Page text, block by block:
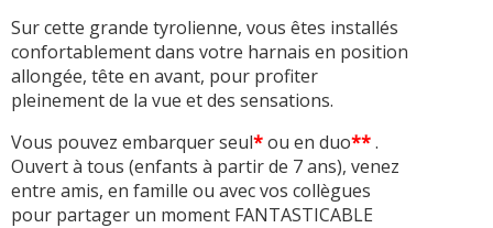
Sur cette grande tyrolienne, vous êtes installés
confortablement dans votre harnais en position
allongée, tête en avant, pour profiter
pleinement de la vue et des sensations.
Vous pouvez embarquer seul*ou en duo**.
Ouvert à tous (enfants à partir de 7 ans), venez
entre amis, en famille ou avec vos collègues
pour partager un moment FANTASTICABLE